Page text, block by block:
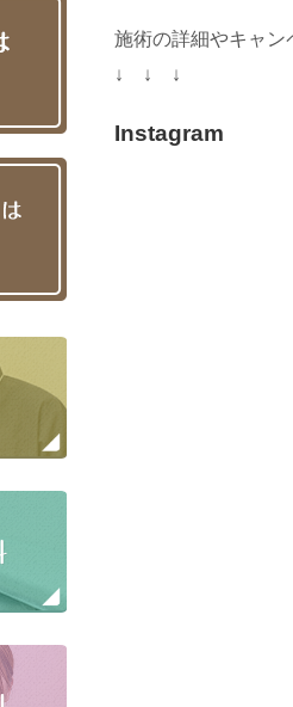
施術の詳細やキャン
↓ ↓ ↓
Instagram